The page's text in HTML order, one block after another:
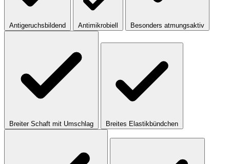
Antigeruchsbildend Antimikrobiell Besonders atmungsaktiv
Breiter Schaft mit Umschlag Breites Elastikbündchen